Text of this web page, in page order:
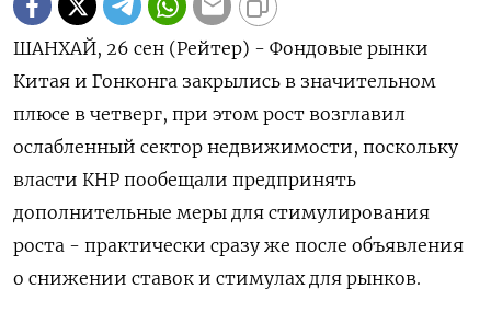
ШАНХАЙ, 26 сен (Рейтер) - Фондовые рынки
Китая и Гонконга закрылись в значительном
плюсе в четверг, при этом рост возглавил
ослабленный сектор недвижимости, поскольку
власти КНР пообещали предпринять
дополнительные меры для стимулирования
роста - практически сразу же после объявления
о снижении ставок и стимулах для рынков.